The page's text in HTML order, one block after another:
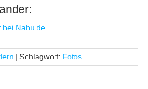
bei Nabu.de
| Schlagwort: Fotos